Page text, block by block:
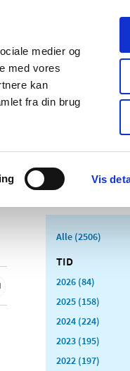
medier og
med vores
kan
fra din brug
Vis
Udgivelser
Medicinsk
Særlige
Alle (2506)
TID
2026 (84)
2025 (158)
2024 (224)
2023 (195)
2022 (197)